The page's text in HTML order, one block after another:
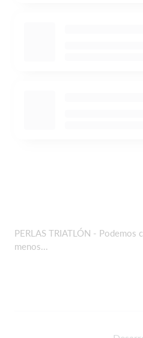
PERLAS TRIATLÓN - Podemos
menos...